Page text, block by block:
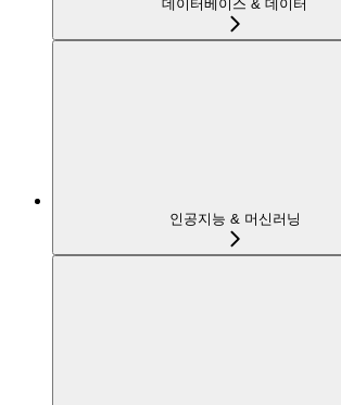
데이터베이스 & 데이터
인공지능 & 머신러닝